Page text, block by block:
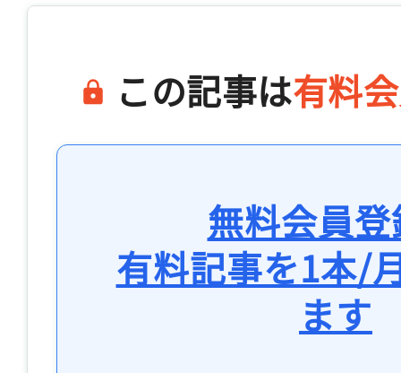
この記事は有料
無料会員
有料記事を1本/
ます